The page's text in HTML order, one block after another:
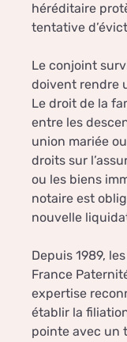
héréditaire
tentative
Le conjoint
doivent rendre
Le droit de la
entre les
union mariée
droits sur
ou les biens
notaire est
nouvelle
Depuis 1989,
France
expertise
établir la
pointe avec un